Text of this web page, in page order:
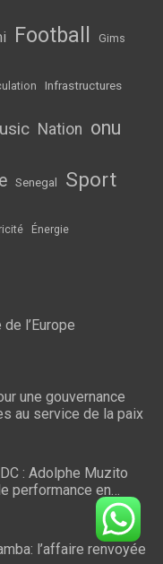
Football Gims
Infrastructures
Nation onu
Senegal Sport
Énergie
l’Europe
une gouvernance
au service de la paix
: Adolphe Muzito
performance en
de 2028
l’affaire renvoyée